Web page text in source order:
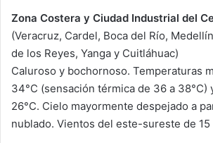
Zona Costera y Ciudad Industrial del
(Veracruz, Cardel, Boca del Río,
de los Reyes, Yanga y Cuitláhuac)
Caluroso y bochornoso. Temperaturas
34°C (sensación térmica de 36 a 38°C)
26°C. Cielo mayormente despejado a
nublado. Vientos del este-sureste de 15